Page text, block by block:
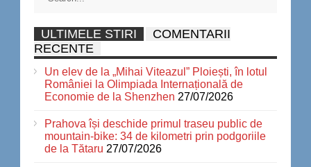
ULTIMELE STIRI
COMENTARII
RECENTE
Un elev de la „Mihai Viteazul” Ploiești, în lotul
României la Olimpiada Internațională de
Economie de la Shenzhen 27/07/2026
Prahova își deschide primul traseu public de
mountain-bike: 34 de kilometri prin podgoriile
de la Tătaru 27/07/2026